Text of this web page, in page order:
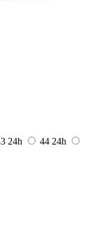
24h 44 24h